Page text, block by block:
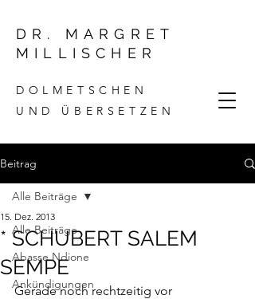
DR. MARGRET
MILLISCHER
DOLMETSCHEN
UND ÜBERSETZEN
Beitrag
Alle Beiträge
Abasse Ndione
Ankündigungen
Alle Beiträge
* SCHUBERT SALEM
SEMPE
15. Dez. 2013
Gerade noch rechtzeitig vor